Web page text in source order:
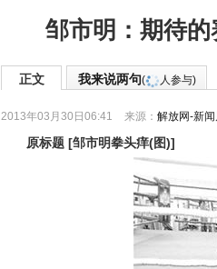
邹市明：期待
正文 我来说两句( 人参与)
2013年03月30日06:41 来源： 解放网-新闻
原标题 [邹市明拳头痒(图)]